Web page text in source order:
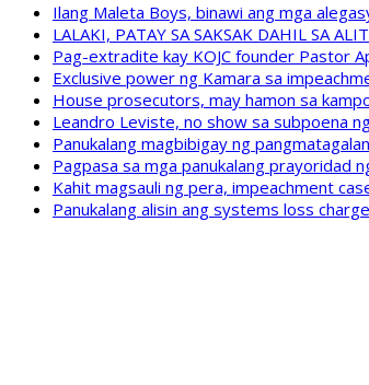
Ilang Maleta Boys, binawi ang mga
LALAKI, PATAY SA SAKSAK DAHIL SA
Pag-extradite kay KOJC founder Pastor
Exclusive power ng Kamara sa
House prosecutors, may hamon sa
Leandro Leviste, no show sa subpoena
Panukalang magbibigay ng
Pagpasa sa mga panukalang prayoridad
Kahit magsauli ng pera, impeachment
Panukalang alisin ang systems loss